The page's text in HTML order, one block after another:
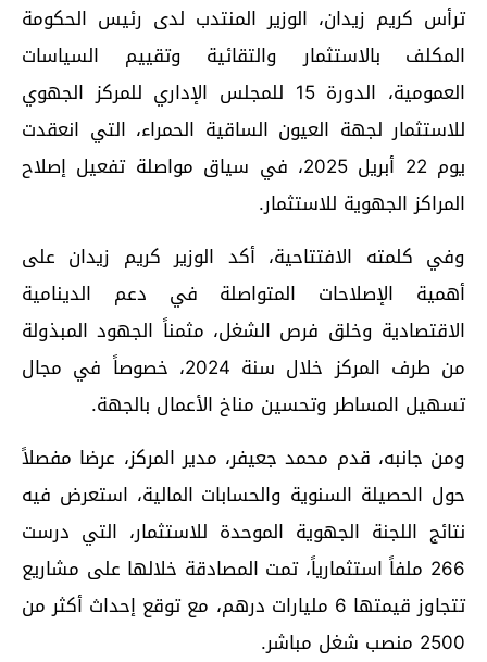
ترأس كريم زيدان، الوزير المنتدب لدى رئيس الحكومة
المكلف بالاستثمار والتقائية وتقييم السياسات
العمومية، الدورة 15 للمجلس الإداري للمركز الجهوي
للاستثمار لجهة العيون الساقية الحمراء، التي انعقدت
يوم 22 أبريل 2025، في سياق مواصلة تفعيل إصلاح
المراكز الجهوية للاستثمار.
وفي كلمته الافتتاحية، أكد الوزير كريم زيدان على
أهمية الإصلاحات المتواصلة في دعم الدينامية
الاقتصادية وخلق فرص الشغل، مثمناً الجهود المبذولة
من طرف المركز خلال سنة 2024، خصوصاً في مجال
تسهيل المساطر وتحسين مناخ الأعمال بالجهة.
ومن جانبه، قدم محمد جعيفر، مدير المركز، عرضا مفصلاً
حول الحصيلة السنوية والحسابات المالية، استعرض فيه
نتائج اللجنة الجهوية الموحدة للاستثمار، التي درست
266 ملفاً استثمارياً، تمت المصادقة خلالها على مشاريع
تتجاوز قيمتها 6 مليارات درهم، مع توقع إحداث أكثر من
2500 منصب شغل مباشر.